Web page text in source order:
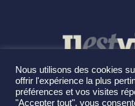
Nous utilisons des cookies
offrir l'expérience la plus
préférences et vos visites
"Accepter tout", vous